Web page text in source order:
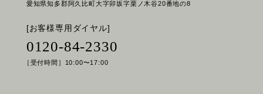
愛知県知多郡阿久比町大字卯坂字栗ノ木谷20番地の8
[お客様専用ダイヤル]
0120-84-2330
［受付時間］10:00〜17:00